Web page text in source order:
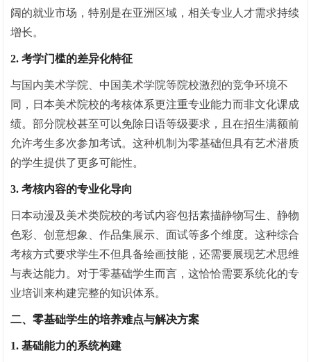
阔的就业市场，特别是在亚洲区域，相关专业人才需求持续
增长。
2. 考学门槛的差异化特征
与国内美术学院、中国美术学院等院校激烈的竞争环境不
同，日本美术院校的考核体系更注重专业能力而非文化课成
绩。部分院校甚至可以免除日语等级要求，且在招生满额前
允许考生多次参加考试。这种机制为零基础但具有艺术潜质
的学生提供了更多可能性。
3. 考核内容的专业化导向
日本动漫及美术类院校的考试内容包括素描静物写生、静物
色彩、创意想象、作品集展示、面试等多个维度。这种综合
考核方式要求学生不但具备绘画技能，还需要展现艺术思维
与表达能力。对于零基础学生而言，这恰恰需要系统化的专
业培训来构建完整的知识体系。
二、零基础学生的培养难点与解决方案
1. 基础能力的系统构建